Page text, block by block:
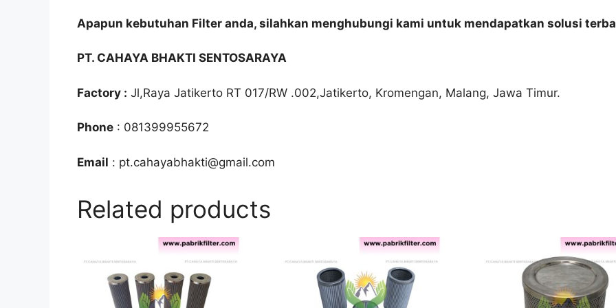
Apapun kebutuhan Filter anda, silahkan menghubungi kami untuk mendapatkan solusi
PT. CAHAYA BHAKTI SENTOSARAYA
Factory : Jl,Raya Jatikerto RT 017/RW .002,Jatikerto, Kromengan, Malang, Jawa Timur.
Phone : 081399955672
Email : pt.cahayabhakti@gmail.com
Related products